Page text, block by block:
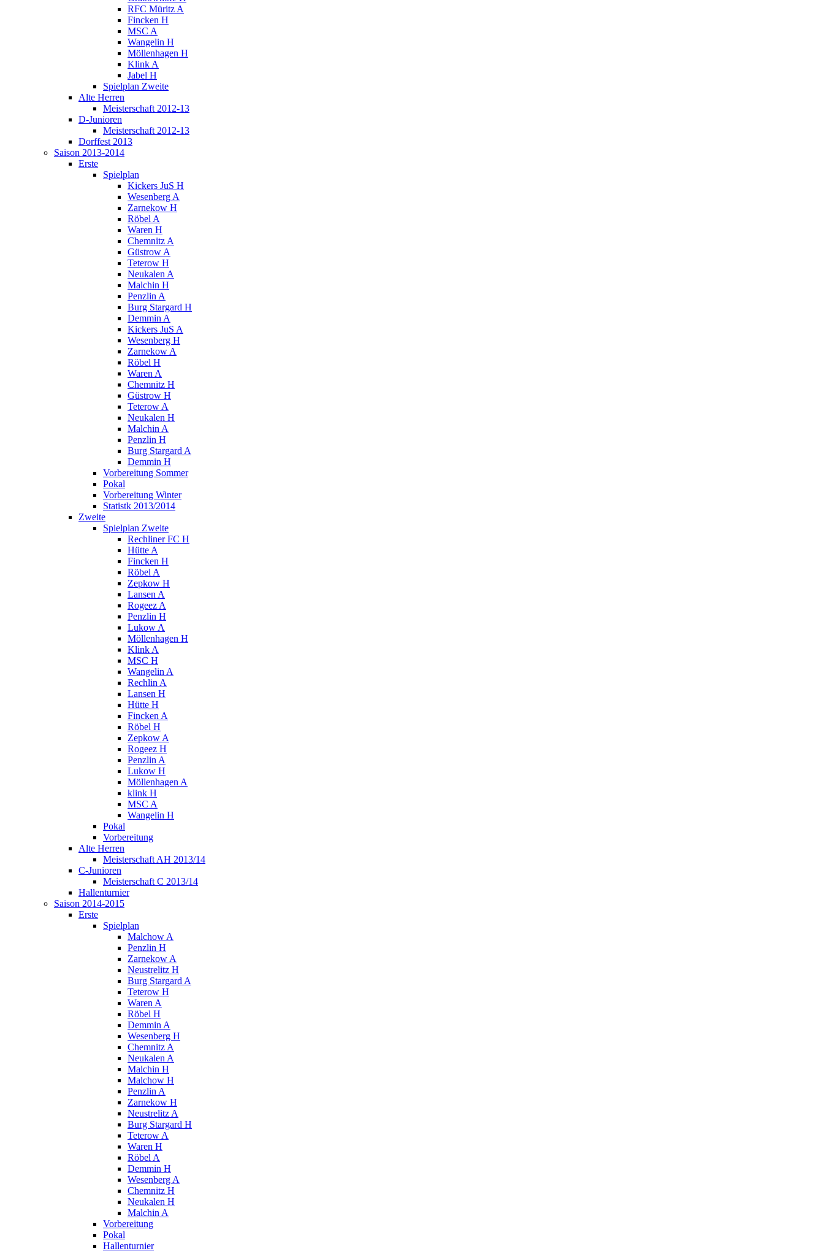
RFC Müritz A
Fincken H
MSC A
Wangelin H
Möllenhagen H
Klink A
Jabel H
Spielplan Zweite
Alte Herren
Meisterschaft 2012-13
D-Junioren
Meisterschaft 2012-13
Dorffest 2013
Saison 2013-2014
Erste
Spielplan
Kickers JuS H
Wesenberg A
Zarnekow H
Röbel A
Waren H
Chemnitz A
Güstrow A
Teterow H
Neukalen A
Malchin H
Penzlin A
Burg Stargard H
Demmin A
Kickers JuS A
Wesenberg H
Zarnekow A
Röbel H
Waren A
Chemnitz H
Güstrow H
Teterow A
Neukalen H
Malchin A
Penzlin H
Burg Stargard A
Demmin H
Vorbereitung Sommer
Pokal
Vorbereitung Winter
Statistk 2013/2014
Zweite
Spielplan Zweite
Rechliner FC H
Hütte A
Fincken H
Röbel A
Zepkow H
Lansen A
Rogeez A
Penzlin H
Lukow A
Möllenhagen H
Klink A
MSC H
Wangelin A
Rechlin A
Lansen H
Hütte H
Fincken A
Röbel H
Zepkow A
Rogeez H
Penzlin A
Lukow H
Möllenhagen A
klink H
MSC A
Wangelin H
Pokal
Vorbereitung
Alte Herren
Meisterschaft AH 2013/14
C-Junioren
Meisterschaft C 2013/14
Hallenturnier
Saison 2014-2015
Erste
Spielplan
Malchow A
Penzlin H
Zarnekow A
Neustrelitz H
Burg Stargard A
Teterow H
Waren A
Röbel H
Demmin A
Wesenberg H
Chemnitz A
Neukalen A
Malchin H
Malchow H
Penzlin A
Zarnekow H
Neustrelitz A
Burg Stargard H
Teterow A
Waren H
Röbel A
Demmin H
Wesenberg A
Chemnitz H
Neukalen H
Malchin A
Vorbereitung
Pokal
Hallenturnier